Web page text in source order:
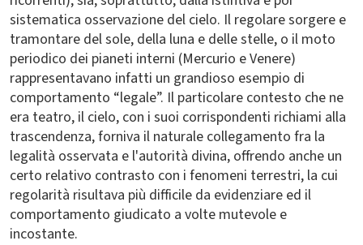
sistematica osservazione del cielo. Il regolare sorgere e
tramontare del sole, della luna e delle stelle, o il moto
periodico dei pianeti interni (Mercurio e Venere)
rappresentavano infatti un grandioso esempio di
comportamento “legale”. Il particolare contesto che ne
era teatro, il cielo, con i suoi corrispondenti richiami alla
trascendenza, forniva il naturale collegamento fra la
legalità osservata e l'autorità divina, offrendo anche un
certo relativo contrasto con i fenomeni terrestri, la cui
regolarità risultava più difficile da evidenziare ed il
comportamento giudicato a volte mutevole e
incostante.